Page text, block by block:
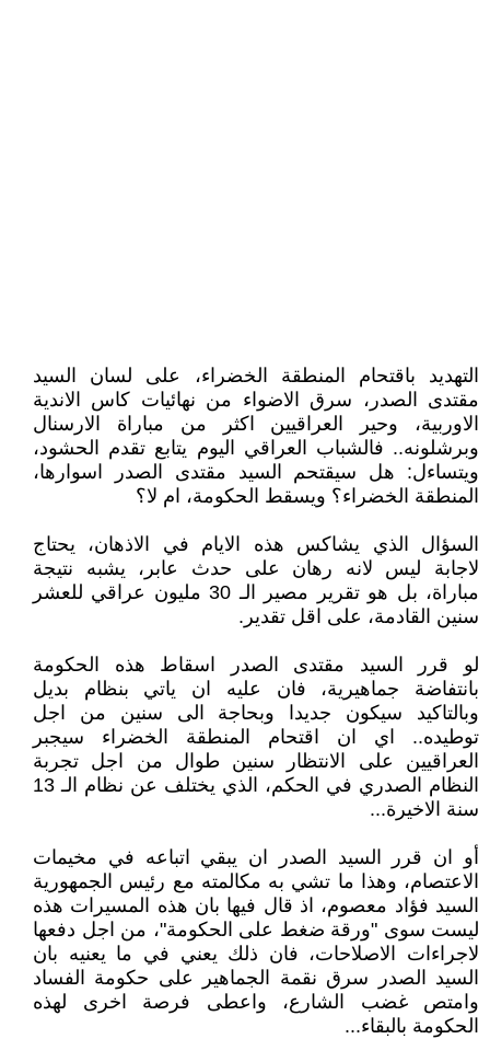
التهديد باقتحام المنطقة الخضراء، على لسان السيد
مقتدى الصدر، سرق الاضواء من نهائيات كاس الاندية
الاوربية، وحير العراقيين اكثر من مباراة الارسنال
وبرشلونه.. فالشباب العراقي اليوم يتابع تقدم الحشود،
ويتساءل: هل سيقتحم السيد مقتدى الصدر اسوارها،
المنطقة الخضراء؟ ويسقط الحكومة، ام لا؟
السؤال الذي يشاكس هذه الايام في الاذهان، يحتاج
لاجابة ليس لانه رهان على حدث عابر، يشبه نتيجة
مباراة، بل هو تقرير مصير الـ 30 مليون عراقي للعشر
سنين القادمة، على اقل تقدير.
لو قرر السيد مقتدى الصدر اسقاط هذه الحكومة
بانتفاضة جماهيرية، فان عليه ان ياتي بنظام بديل
وبالتاكيد سيكون جديدا وبحاجة الى سنين من اجل
توطيده.. اي ان اقتحام المنطقة الخضراء سيجبر
العراقيين على الانتظار سنين طوال من اجل تجربة
النظام الصدري في الحكم، الذي يختلف عن نظام الـ 13
سنة الاخيرة...
أو ان قرر السيد الصدر ان يبقي اتباعه في مخيمات
الاعتصام، وهذا ما تشي به مكالمته مع رئيس الجمهورية
السيد فؤاد معصوم، اذ قال فيها بان هذه المسيرات هذه
ليست سوى "ورقة ضغط على الحكومة"، من اجل دفعها
لاجراءات الاصلاحات، فان ذلك يعني في ما يعنيه بان
السيد الصدر سرق نقمة الجماهير على حكومة الفساد
وامتص غضب الشارع، واعطى فرصة اخرى لهذه
الحكومة بالبقاء...